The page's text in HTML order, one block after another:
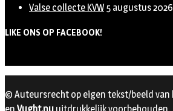
Valse collecte KVW 5 augustus 2026
LIKE ONS OP FACEBOOK!
© Auteursrecht op eigen tekst/beeld van